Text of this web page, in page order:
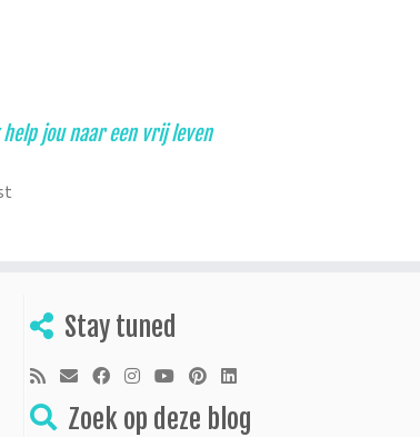
jou naar een vrij leven
Stay tuned
Zoek op deze blog